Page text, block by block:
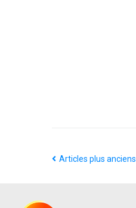
Articles plus anciens